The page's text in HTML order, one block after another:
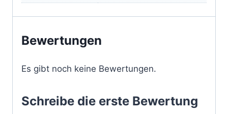
Bewertungen
Es gibt noch keine Bewertungen.
Schreibe die erste Bewertung